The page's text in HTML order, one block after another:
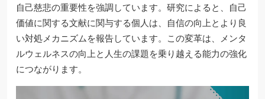
自己慈悲の重要性を強調しています。研究によると、自己
価値に関する文献に関与する個人は、自信の向上とより良
い対処メカニズムを報告しています。この変革は、メンタ
ルウェルネスの向上と人生の課題を乗り越える能力の強化
につながります。